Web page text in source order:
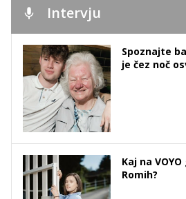
Intervju
Spoznajte
je čez noč
Kaj na
Romih?